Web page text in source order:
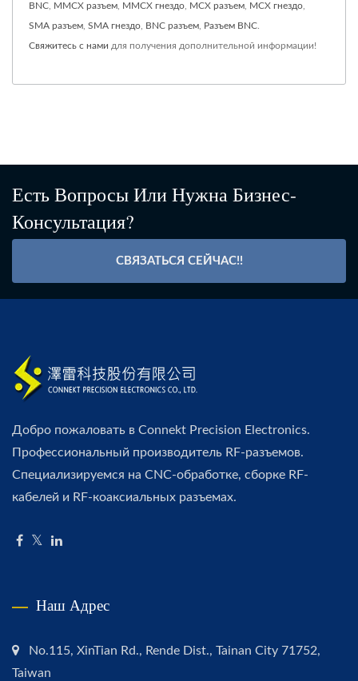
BNC MMCX разъем MMCX гнездо MCX разъем MCX гнездо
SMA разъем SMA гнездо BNC разъем Разъем BNC
Свяжитесь с нами для получения дополнительной информации!
Есть Вопросы Или Нужна Бизнес-
Консультация?
СВЯЗАТЬСЯ СЕЙЧАС!!
Добро пожаловать в Connekt Precision Electronics.
Профессиональный производитель RF-разъемов.
Специализируемся на CNC-обработке, сборке RF-
кабелей и RF-коаксиальных разъемах.
Наш Адрес
No.115, XinTian Rd., Rende Dist., Tainan City 71752,
Taiwan